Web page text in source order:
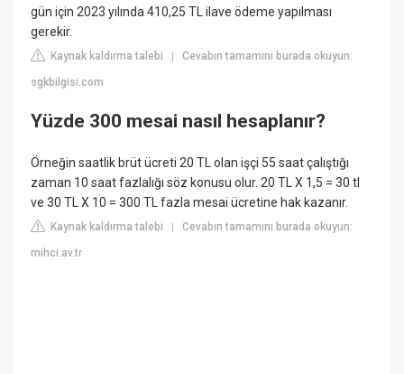
gün için 2023 yılında 410,25 TL ilave ödeme yapılması
gerekir.
Kaynak kaldırma talebi |Cevabın tamamını burada okuyun:
sgkbilgisi.com
Yüzde 300 mesai nasıl hesaplanır?
Örneğin saatlik brüt ücreti 20 TL olan işçi 55 saat çalıştığı
zaman 10 saat fazlalığı söz konusu olur. 20 TL X 1,5 = 30 tl
ve 30 TL X 10 = 300 TL fazla mesai ücretine hak kazanır.
Kaynak kaldırma talebi |Cevabın tamamını burada okuyun:
mihci.av.tr